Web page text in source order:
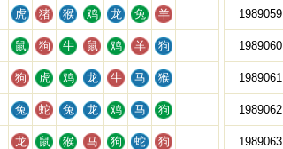
虎 猪 猴 鸡 龙 兔 羊
鼠 狗 牛 鼠 鸡 羊 狗
狗 虎 鸡 龙 牛 马 猴
兔 蛇 兔 龙 鸡 马 狗
龙 鼠 猴 马 狗 蛇 狗
1989059
1989060
1989061
1989062
1989063